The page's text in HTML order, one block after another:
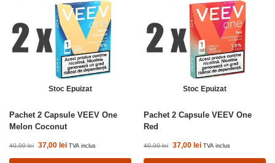
Stoc Epuizat
Pachet 2 Capsule VEEV One
Melon Coconut
40,00lei 37,00 lei TVA inclus
Stoc Epuizat
Pachet 2 Capsule VEEV One
Red
40,00lei 37,00 lei TVA inclus